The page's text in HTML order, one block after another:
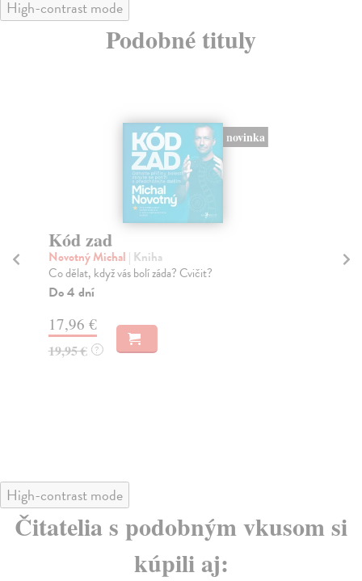
High-contrast mode
Podobné tituly
novinka
Kód zad
Novotný Michal | Kniha
Co dělat, když vás bolí záda? Cvičit?
Do 4 dní
17,96 €
19,95 € ?
High-contrast mode
Čitatelia s podobným vkusom si
kúpili aj: